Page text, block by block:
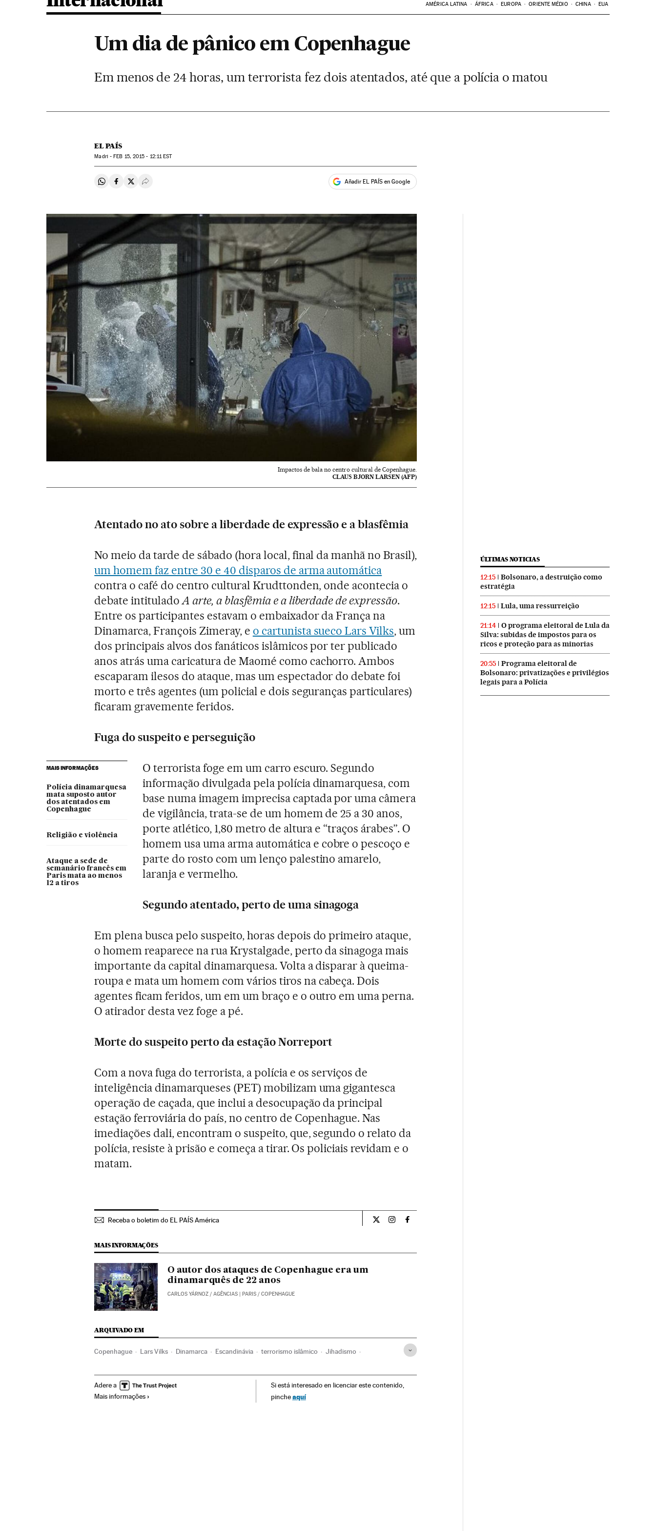
AMÉRICA LATINA ÁFRICA EUROPA ORIENTE MÉDIO CHINA EUA
Um dia de pânico em Copenhague
Em menos de 24 horas, um terrorista fez dois atentados, até que a polícia o matou
EL PAÍS
Madri -FEB 15, 2015 - 12:11EST
Compartir en Whatsapp
Compartir en Facebook
Compartir en Twitter
Desplegar Redes Sociales Añadir EL PAÍS en Google
Impactos de bala no centro cultural de Copenhague.
CLAUS BJORN LARSEN (AFP)
Atentado no ato sobre a liberdade de expressão e a blasfêmia
No meio da tarde de sábado (hora local, final da manhã no Brasil),
um homem faz entre 30 e 40 disparos de arma automática
contra o café do centro cultural Krudttonden, onde acontecia o
debate intituladoA arte, a blasfêmia e a liberdade de expressão.
Entre os participantes estavam o embaixador da França na
Dinamarca, François Zimeray, e o cartunista sueco Lars Vilks, um
dos principais alvos dos fanáticos islâmicos por ter publicado
anos atrás uma caricatura de Maomé como cachorro. Ambos
escaparam ilesos do ataque, mas um espectador do debate foi
morto e três agentes (um policial e dois seguranças particulares)
ficaram gravemente feridos.
Fuga do suspeito e perseguição
MAIS INFORMAÇÕES
Polícia dinamarquesa
mata suposto autor
dos atentados em
Copenhague
Religião e violência
Ataque a sede de
semanário francês em
Paris mata ao menos
12 a tiros
O terrorista foge em um carro escuro. Segundo
informação divulgada pela polícia dinamarquesa, com
base numa imagem imprecisa captada por uma câmera
de vigilância, trata-se de um homem de 25 a 30 anos,
porte atlético, 1,80 metro de altura e “traços árabes”. O
homem usa uma arma automática e cobre o pescoço e
parte do rosto com um lenço palestino amarelo,
laranja e vermelho.
Segundo atentado, perto de uma sinagoga
Em plena busca pelo suspeito, horas depois do primeiro ataque,
o homem reaparece na rua Krystalgade, perto da sinagoga mais
importante da capital dinamarquesa. Volta a disparar à queima-
roupa e mata um homem com vários tiros na cabeça. Dois
agentes ficam feridos, um em um braço e o outro em uma perna.
O atirador desta vez foge a pé.
Morte do suspeito perto da estação Norreport
Com a nova fuga do terrorista, a polícia e os serviços de
inteligência dinamarqueses (PET) mobilizam uma gigantesca
operação de caçada, que inclui a desocupação da principal
estação ferroviária do país, no centro de Copenhague. Nas
imediações dali, encontram o suspeito, que, segundo o relato da
polícia, resiste à prisão e começa a tirar. Os policiais revidam e o
matam.
Receba o boletim do EL PAÍS América Internacional El País Brasil en Twitter
Internacional El País Brasil en Instagram
Internacional El País Brasil en Facebook
MAIS INFORMAÇÕES
O autor dos ataques de Copenhague era um
dinamarquês de 22 anos
CARLOS YÁRNOZ /AGÊNCIAS | PARIS / COPENHAGUE
ARQUIVADO EM
Copenhague Lars Vilks Dinamarca Escandinávia terrorismo islâmico Jihadismo
Adere a
Mais informações
Si está interesado en licenciar este contenido,
pincheaquí
ÚLTIMAS NOTICIAS
12:15
Bolsonaro, a destruição como
estratégia
12:15 Lula, uma ressurreição
21:14
O programa eleitoral de Lula da
Silva: subidas de impostos para os
ricos e proteção para as minorias
20:55
Programa eleitoral de
Bolsonaro: privatizações e privilégios
legais para a Polícia